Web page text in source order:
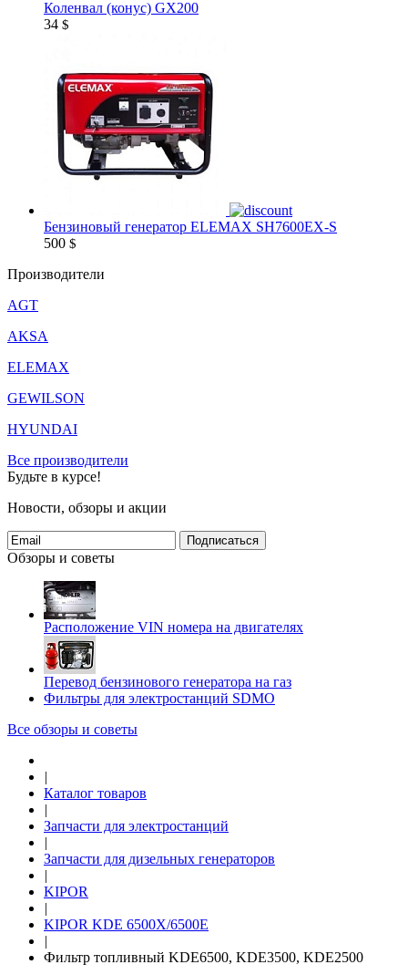
Коленвал (конус) GX200
34 $
Бензиновый генератор ELEMAX SH7600EX-S
500 $
Производители
AGT
AKSA
ELEMAX
GEWILSON
HYUNDAI
Все производители
Будьте в курсе!
Новости, обзоры и акции
Подписаться
Обзоры и советы
Расположение VIN номера на двигателях
Перевод бензинового генератора на газ
Фильтры для электростанций SDMO
Все обзоры и советы
|
Каталог товаров
|
Запчасти для электростанций
|
Запчасти для дизельных генераторов
|
KIPOR
|
KIPOR KDE 6500X/6500E
|
Фильтр топливный KDE6500, KDE3500, KDE2500